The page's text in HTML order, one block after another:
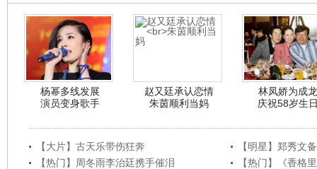
杨幂多线发展
演员变身歌手
赵又廷承认恋情
朱茵顺利当妈
林凤娇为成龙
庆祝58岁生
【大片】古天乐带伤狂奔
【明星】郑秀文
【热门】周冬雨李治廷携手催泪
【热门】《香格